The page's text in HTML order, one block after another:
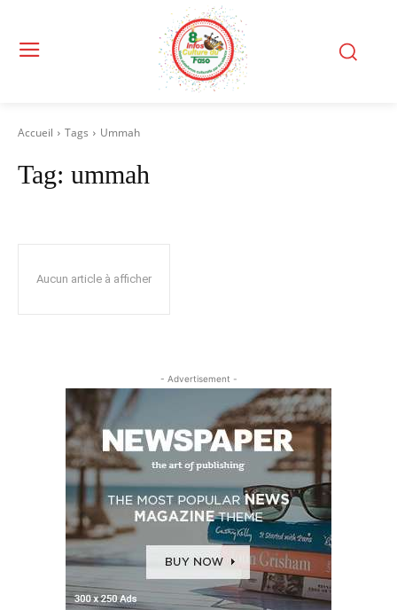
Accueil Tags Ummah
Tag: ummah
Aucun article à afficher
- Advertisement -